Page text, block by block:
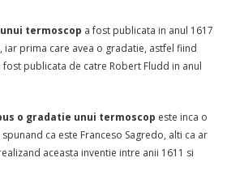
termoscop a fost publicata in anul 1617
iar prima care avea o gradatie, astfel fiind
publicata de catre Robert Fludd in anul
o gradatie unui termoscop este inca o
ca este Franceso Sagredo, alti ca ar
aceasta inventie intre anii 1611 si